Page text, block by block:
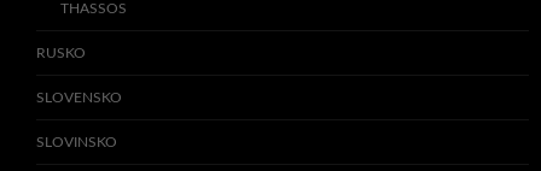
THASSOS
RUSKO
SLOVENSKO
SLOVINSKO